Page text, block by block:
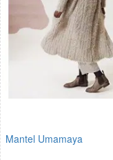
Mantel Umamaya